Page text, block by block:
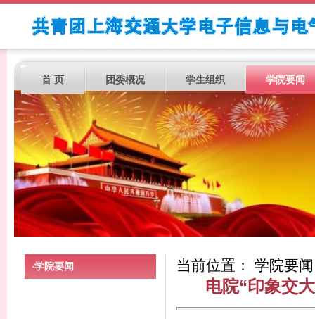
首 页 团委概况 学生组织 学院要闻
·学院要闻 当前位置： 学院要闻
电院“印象交